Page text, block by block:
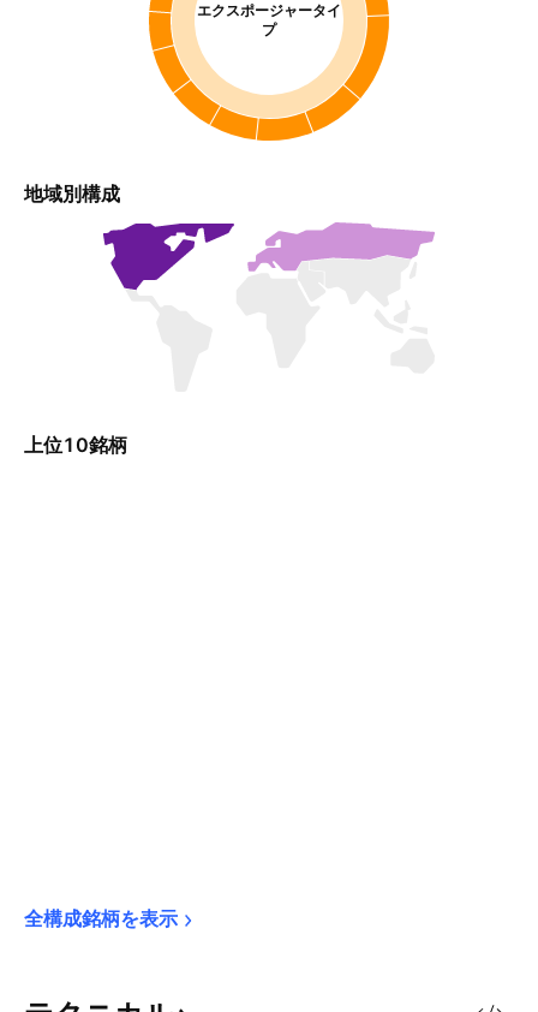
エクスポージャータイ
プ
地域別構成
上位10銘柄
全構成銘柄を表示